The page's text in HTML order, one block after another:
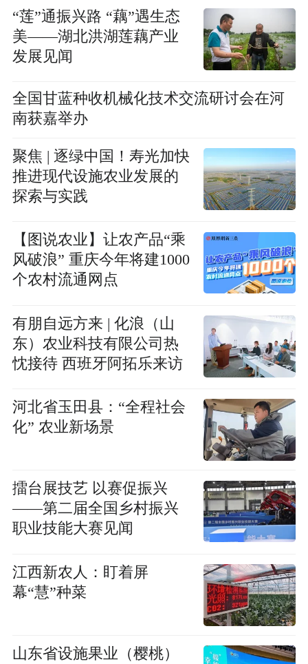
“莲”通振兴路 “藕”遇生态
美——湖北洪湖莲藕产业
发展见闻
全国甘蓝种收机械化技术交流研讨会在河
南获嘉举办
聚焦 | 逐绿中国！寿光加快
推进现代设施农业发展的
探索与实践
【图说农业】让农产品“乘
风破浪” 重庆今年将建1000
个农村流通网点
有朋自远方来 | 化浪（山
东）农业科技有限公司热
忱接待 西班牙阿拓乐来访
河北省玉田县：“全程社会
化” 农业新场景
擂台展技艺 以赛促振兴
——第二届全国乡村振兴
职业技能大赛见闻
江西新农人：盯着屏
幕“慧”种菜
山东省设施果业（樱桃）